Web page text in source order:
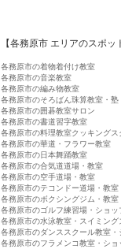
【各務原市 エリアのスポッ
各務原市の着物着付け教室
各務原市の音楽教室
各務原市の編み物教室
各務原市のそろばん珠算教室・塾
各務原市の囲碁教室サロン
各務原市の書道習字教室
各務原市の料理教室クッキングス
各務原市の華道・フラワー教室
各務原市の日本舞踊教室
各務原市の合気道道場・教室
各務原市の空手道場・教室
各務原市のテコンドー道場・教室
各務原市のボクシングジム・教室
各務原市のゴルフ練習場・ショッ
各務原市の水泳教室・スイミング
各務原市のダンススクール教室・
各務原市のフラメンコ教室・ショ